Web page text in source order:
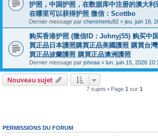
护照，中国护照，在数据库中注册的澳大
在哪里可以获得护照 微信：Scottbo
Dernier message par chenshentu92 « jeu. juin 18,
购买香港护照 (微信ID：Johnyj55) 购买中
買正品日本護照購買正品美國護照 購買台
買正品波蘭護照 購買正品澳洲護照
Dernier message par johnaa « lun. juin 15, 2026
Nouveau sujet
7 sujets • Page 1 sur 1
PERMISSIONS DU FORUM